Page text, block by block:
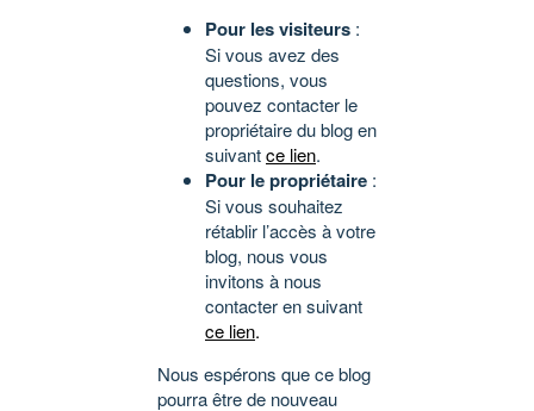
Pour les visiteurs :
Si vous avez des
questions, vous
pouvez contacter le
propriétaire du blog en
suivantce lien.
Pour le propriétaire :
Si vous souhaitez
rétablir l’accès à votre
blog, nous vous
invitons à nous
contacter en suivant
ce lien.
Nous espérons que ce blog
pourra être de nouveau